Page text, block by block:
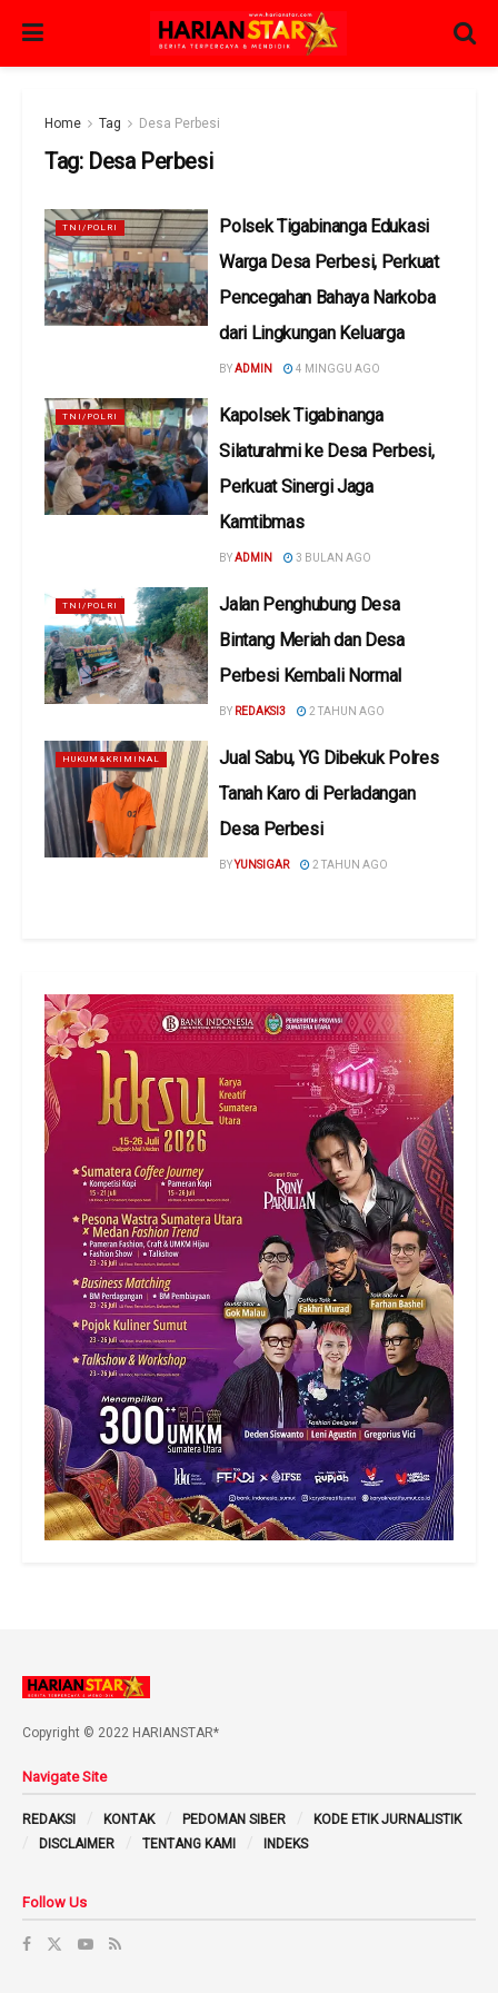
Home Tag Desa Perbesi
Tag: Desa Perbesi
TNI/POLRI
Polsek Tigabinanga Edukasi
Warga Desa Perbesi, Perkuat
Pencegahan Bahaya Narkoba
dari Lingkungan Keluarga
BYADMIN 4 MINGGU AGO
TNI/POLRI
Kapolsek Tigabinanga
Silaturahmi ke Desa Perbesi,
Perkuat Sinergi Jaga
Kamtibmas
BYADMIN 3 BULAN AGO
TNI/POLRI
Jalan Penghubung Desa
Bintang Meriah dan Desa
Perbesi Kembali Normal
BY REDAKSI3 2 TAHUN AGO
HUKUM&KRIMINAL
Jual Sabu, YG Dibekuk Polres
Tanah Karo di Perladangan
Desa Perbesi
BYYUNSIGAR 2 TAHUN AGO
Copyright © 2022 HARIANSTAR*
Navigate Site
REDAKSI KONTAK PEDOMAN SIBER
KODE ETIK JURNALISTIK
DISCLAIMER
TENTANG KAMI INDEKS
Follow Us